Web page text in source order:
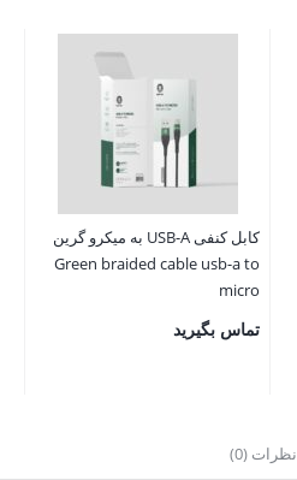
کابل کنفی USB-A به میکرو گرین
Green braided cable usb-a to
micro
تماس بگیرید
نظرات (0)